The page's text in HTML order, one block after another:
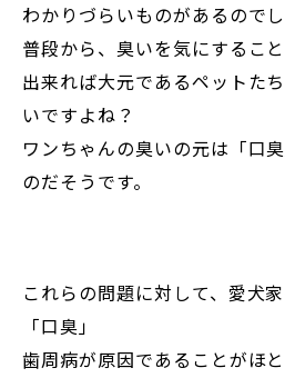
わかりづらいものがあるのでし
普段から、臭いを気にすること
出来れば大元であるペットた
いですよね？
ワンちゃんの臭いの元は「口
のだそうです。
これらの問題に対して、愛犬
「口臭」
歯周病が原因であることがほと